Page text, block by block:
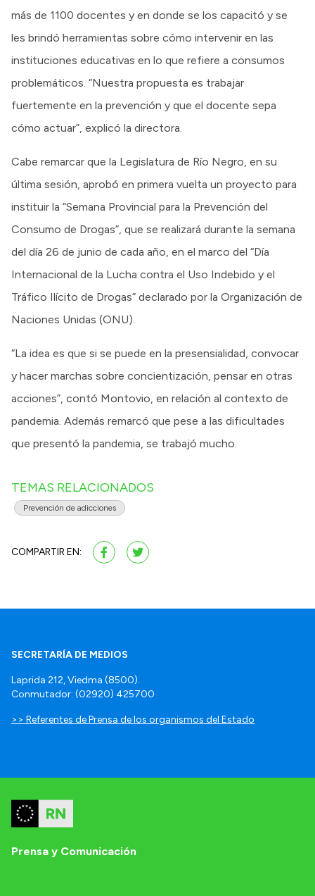
más de 1100 docentes y en donde se los capacitó y se
les brindó herramientas sobre cómo intervenir en las
instituciones educativas en lo que refiere a consumos
problemáticos. “Nuestra propuesta es trabajar
fuertemente en la prevención y que el docente sepa
cómo actuar”, explicó la directora.
Cabe remarcar que la Legislatura de Río Negro, en su
última sesión, aprobó en primera vuelta un proyecto para
instituir la “Semana Provincial para la Prevención del
Consumo de Drogas”, que se realizará durante la semana
del día 26 de junio de cada año, en el marco del “Día
Internacional de la Lucha contra el Uso Indebido y el
Tráfico Ilícito de Drogas” declarado por la Organización de
Naciones Unidas (ONU).
“La idea es que si se puede en la presensialidad, convocar
y hacer marchas sobre concientización, pensar en otras
acciones”, contó Montovio, en relación al contexto de
pandemia. Además remarcó que pese a las dificultades
que presentó la pandemia, se trabajó mucho.
TEMAS RELACIONADOS
Prevención de adicciones
COMPARTIR EN:
SECRETARÍA DE MEDIOS
Laprida 212, Viedma (8500).
Conmutador: (02920) 425700
>> Referentes de Prensa de los organismos del Estado
Prensa y Comunicación